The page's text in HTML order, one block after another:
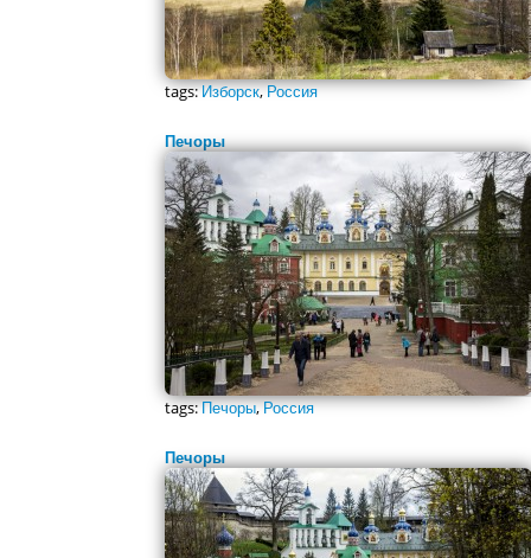
tags:Изборск,Россия
Печоры
tags:Печоры,Россия
Печоры